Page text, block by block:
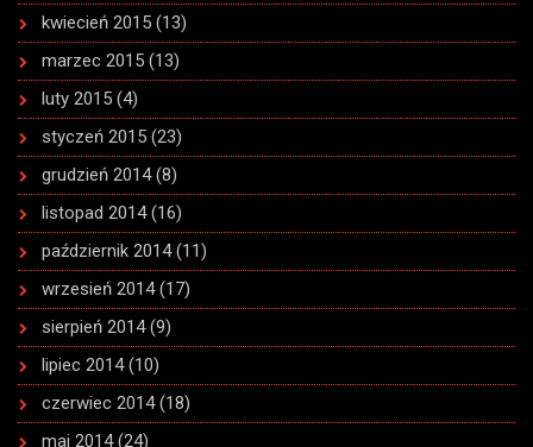
kwiecień 2015 (13)
marzec 2015 (13)
luty 2015 (4)
styczeń 2015 (23)
grudzień 2014(8)
listopad 2014(16)
październik 2014(11)
wrzesień 2014(17)
sierpień 2014(9)
lipiec 2014(10)
czerwiec 2014(18)
maj 2014(24)